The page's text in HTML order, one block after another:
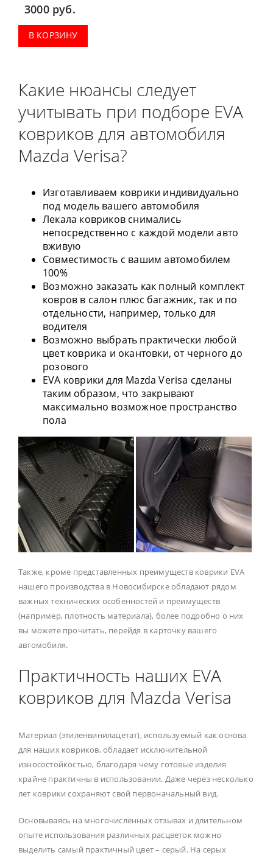
3000 руб.
В КОРЗИНУ
Какие нюансы следует
учитывать при подборе EVA
ковриков для автомобиля
Mazda Verisa?
Изготавливаем коврики индивидуально
под модель вашего автомобиля
Лекала ковриков снимались
непосредственно с каждой модели авто
вживую
Совместимость с вашим автомобилем
100%
Возможно заказать как полный комплект
ковров в салон плюс багажник, так и по
отдельности, например, только для
водителя
Возможно выбрать практически любой
цвет коврика и окантовки, от черного до
розового
EVA коврики для Mazda Verisa сделаны
таким образом, что закрывают
максимально возможное пространство
пола
Также, кроме представленных преимуществ коврики EVA
нашего производства в Новосибирске обладают рядом
важных технических особенностей и преимуществ
(например, плотность материала), более подробно о них
вы можете прочитать, перейдя в карточку вашего
автомобиля.
Практичность наших EVA
ковриков для Mazda Verisa
Материал (этиленвинилацетат), используемый как основа
для наших ковриков, обладает исключительной
износостойкостью, благодаря чему готовые изделия
крайне практичны в использовании. Даже через несколько
лет коврики сохраняют свой первоначальный вид.
Основываясь на многочисленных отзывах и длительном
опыте использования различных расцветок можно
выделить самый практичный цвет – серый. На серых